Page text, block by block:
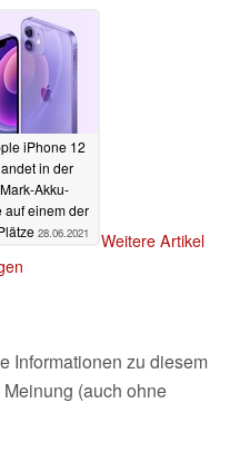
iPhone 12
in der
Akku-
auf einem der
28.06.2021
Weitere Artikel
Informationen zu diesem
(auch ohne